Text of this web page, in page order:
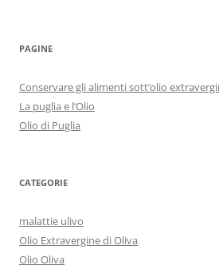
PAGINE
Conservare gli alimenti sott’olio
La puglia e l’Olio
Olio di Puglia
CATEGORIE
malattie ulivo
Olio Extravergine di Oliva
Olio Oliva